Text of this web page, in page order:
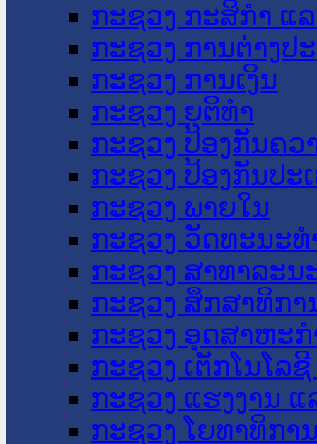
ກະຊວງ ກະສິກຳ ແ
ກະຊວງ ການຕ່າງປ
ກະຊວງ ການເງິນ
ກະຊວງ ຍຸຕິທໍາ
ກະຊວງ ປ້ອງກັນຄວ
ກະຊວງ ປ້ອງກັນປະ
ກະຊວງ ພາຍໃນ
ກະຊວງ ວັດທະນະ
ກະຊວງ ສາທາລະນ
ກະຊວງ ສຶກສາທິກາ
ກະຊວງ ອຸດສາຫະ
ກະຊວງ ເຕັກໂນໂລ
ກະຊວງ ແຮງງານ
ກະຊວງ ໂຍທາທິກາ